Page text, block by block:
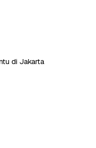
di Jakarta